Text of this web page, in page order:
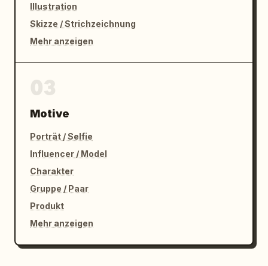
Illustration
Skizze / Strichzeichnung
Mehr anzeigen
Motive
Porträt / Selfie
Influencer / Model
Charakter
Gruppe / Paar
Produkt
Mehr anzeigen